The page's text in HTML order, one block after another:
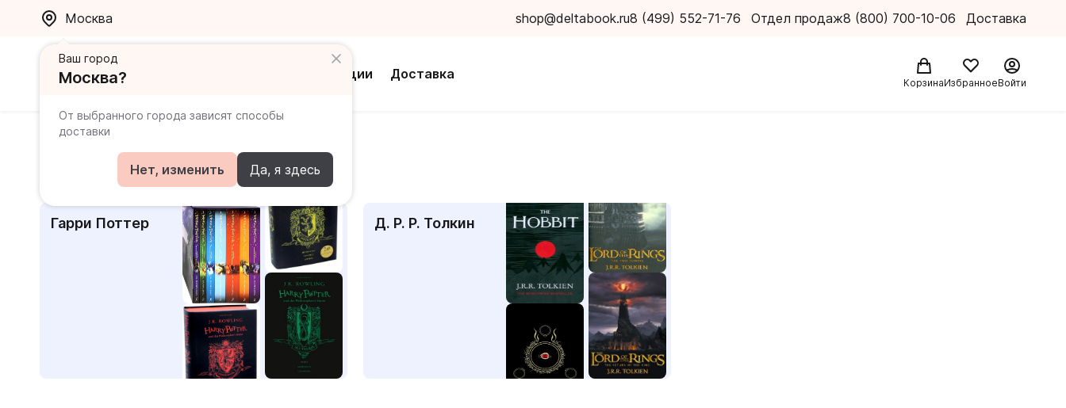
Москва shop@deltabook.ru8 (499) 552-71-76 Отдел продаж8 (800) 700-10-06 Доставка
Акции Доставка
КорзинаИзбранноеВойти
Ваш город
Москва?
От выбранного города зависят способы
доставки
Нет, изменить Да, я здесь
Главная Каталог
Популярные курсы
Гарри Поттер Д. Р. Р. Толкин